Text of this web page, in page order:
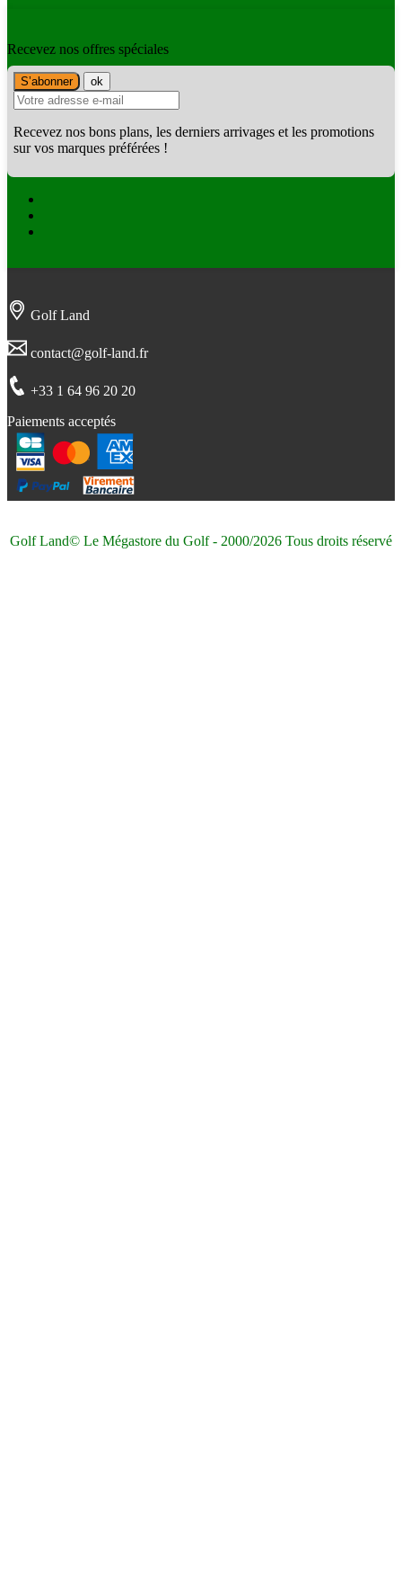
Recevez nos offres spéciales
Recevez nos bons plans, les derniers arrivages et les promotions
sur vos marques préférées !
Golf Land
contact@golf-land.fr
+33 1 64 96 20 20
Paiements acceptés
Golf Land© Le Mégastore du Golf - 2000/2026 Tous droits réservé